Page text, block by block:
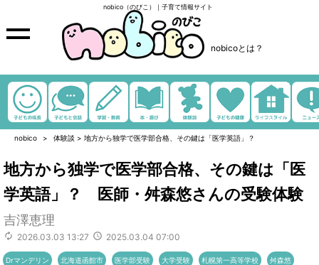
nobico（のびこ）｜子育て情報サイト
nobicoとは？
nobico 体験談 > 地方から独学で医学部合格、その鍵は「医学英語」？
地方から独学で医学部合格、その鍵は「医
学英語」？ 医師・舛森悠さんの受験体験
吉澤恵理
2026.03.03 13:27 2025.03.04 07:00
Drマンデリン 北海道函館市 医学部受験 大学受験 札幌第一高等学校 舛森悠